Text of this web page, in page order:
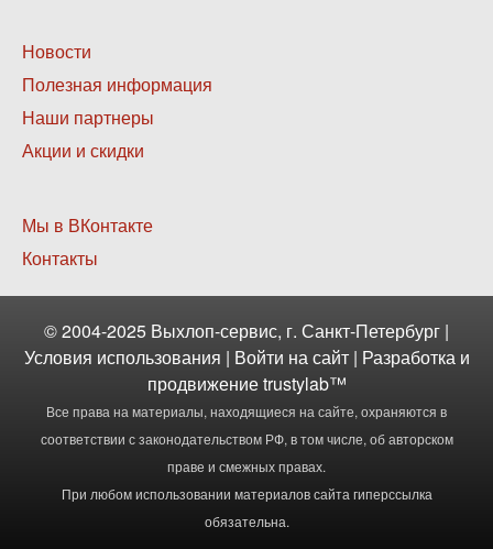
Нижнее
меню
2
Новости
Полезная информация
Наши партнеры
Акции и скидки
Нижнее
меню
3
Мы в ВКонтакте
Контакты
© 2004-2025 Выхлоп-сервис, г. Санкт-Петербург |
Условия использования | Войти на сайт | Разработка и
продвижениеtrustylab™
Все права на материалы, находящиеся на сайте, охраняются в
соответствии с законодательством РФ, в том числе, об авторском
праве и смежных правах.
При любом использовании материалов сайта гиперссылка
обязательна.